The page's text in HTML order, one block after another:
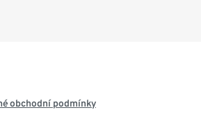
obchodní podmínky